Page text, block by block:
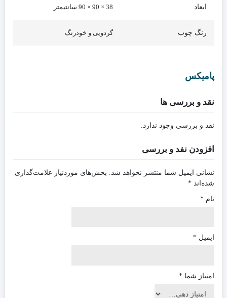
ابعاد 38 × 90 × 90 سانتیمتر
رنگ چوب گردویی و خودرنگ
پامیکس
نقد و بررسی ها
نقد و بررسی وجود ندارد.
افزودن نفد و بررسی
نشانی ایمیل شما منتشر نخواهد شد. بخش‌های موردنیاز علامت‌گذاری
شده‌اند *
نام *
ایمیل *
امتیاز شما *